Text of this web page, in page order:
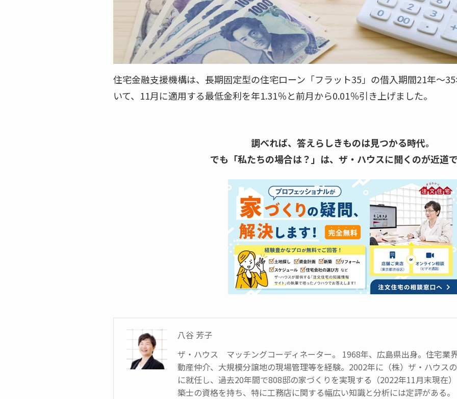
住宅金融支援機構は、長期固定型の住宅ローン「フラット35」の借入期間21年～
いて、11月に適用する最低金利を年1.31％と前月から0.01％引き上げました。
調べれば、答えらしきものは見つかる時代。
でも「私たちの場合は？」は、 ザ・ハウスに聞くのが近道
八谷 芳子
ザ・ハウス マッチングコーディネーター。 1968年、広島県出身。住宅業
動産仲介、大規模分譲地の現場管理等を経験。2002年に（株）ザ・ハウス
に就任し、過去20年間で808邸の家づくりを実現する（2022年11月末現在
築士の資格を持ち、特に工務店に関する幅広い知識と分析には定評がある。